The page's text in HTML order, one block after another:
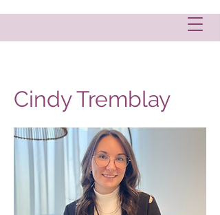
Cindy Tremblay